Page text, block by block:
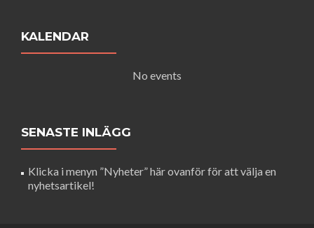
KALENDAR
No events
SENASTE INLÄGG
Klicka i menyn ”Nyheter” här ovanför för att välja en
nyhetsartikel!